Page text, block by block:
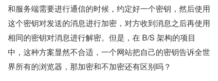
和服务端需要进行通信的时候，约定好一个密钥，然后使用
这个密钥对发送的消息进行加密，对方收到消息之后再使用
相同的密钥对消息进行解密。但是，在 B/S 架构的项目
中，这种方案显然不合适，一个网站把自己的密钥告诉全世
界所有的浏览器，那加密和不加密还有区别吗？